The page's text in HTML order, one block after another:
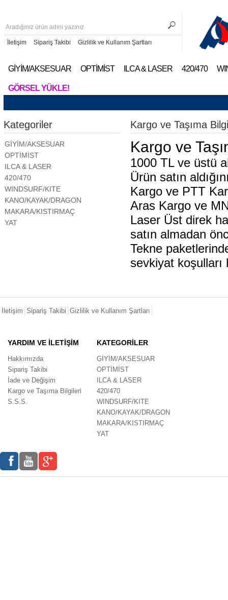
İletişim Sipariş Takibi Gizlilik ve Kullanım Şartları
GİYİM/AKSESUAR OPTİMİST ILCA & LASER 420/470
GÖRSEL YÜKLE!
Kategoriler
GİYİM/AKSESUAR
OPTİMİST
ILCA & LASER
420/470
WINDSURF/KITE
KANO/KAYAK/DRAGON
MAKARA/KISTIRMAÇ
YAT
Kargo ve Taşıma
Kargo ve
1000 TL ve üstü
Ürün satın
Kargo ve PTT
Aras Kargo ve
Laser Üst direk
satın almadan
Tekne
sevkiyat
İletişim Sipariş Takibi Gizlilik ve Kullanım Şartları
YARDIM VE İLETİŞİM
Hakkımızda
Sipariş Takibi
İade ve Değişim
Kargo ve Taşıma Bilgileri
S.S.S.
KATEGORİLER
GİYİM/AKSESUAR
OPTİMİST
ILCA & LASER
420/470
WINDSURF/KITE
KANO/KAYAK/DRAGON
MAKARA/KISTIRMAÇ
YAT